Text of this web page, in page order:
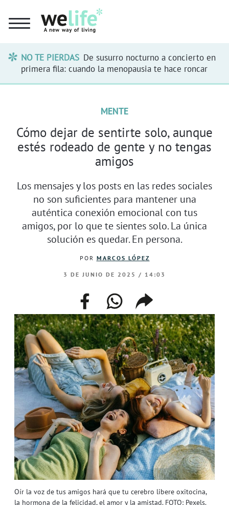
NO TE PIERDAS De susurro nocturno a concierto en
primera fila: cuando la menopausia te hace roncar
Oír la voz de tus amigos hará que tu cerebro libere oxitocina,
la hormona de la felicidad, el amor y la amistad. FOTO: Pexels.
MENTE
Cómo dejar de sentirte solo, aunque
estés rodeado de gente y no tengas
amigos
Los mensajes y los posts en las redes sociales
no son suficientes para mantener una
auténtica conexión emocional con tus
amigos, por lo que te sientes solo. La única
solución es quedar. En persona.
POR MARCOS LÓPEZ
3 DE JUNIO DE 2025 / 14:03
facebookwhatsappcompartir
enlace